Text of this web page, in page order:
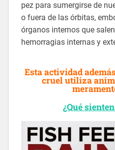
pez para sumergirse de
o fuera de las órbitas,
órganos internos que
hemorragias internas y
Esta actividad
cruelutiliza
¿Qué